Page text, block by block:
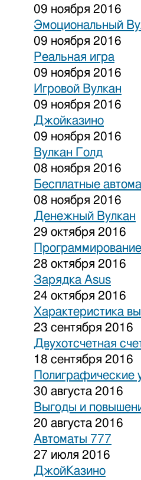
09 ноября 2016
Эмоциональный
09 ноября 2016
Реальная игра
09 ноября 2016
Игровой Вулкан
09 ноября 2016
Джойказино
09 ноября 2016
Вулкан Голд
08 ноября 2016
Бесплатные
08 ноября 2016
Денежный Вулкан
29 октября 2016
28 октября 2016
Зарядка Asus
24 октября 2016
Характеристика
23 сентября 2016
Двухотсчетная
18 сентября 2016
Полиграфические
30 августа 2016
Выгоды и
20 августа 2016
Автоматы 777
27 июля 2016
ДжойКазино